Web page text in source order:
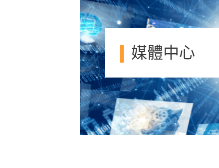
媒體中心